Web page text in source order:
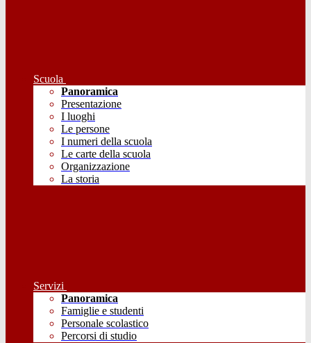
Scuola
Panoramica
Presentazione
I luoghi
Le persone
I numeri della scuola
Le carte della scuola
Organizzazione
La storia
Servizi
Panoramica
Famiglie e studenti
Personale scolastico
Percorsi di studio